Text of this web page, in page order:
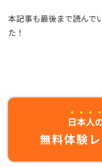
本記事も最後まで読んで
た！
日本人
無料体験